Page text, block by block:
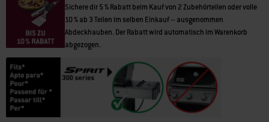
Sichere dir 5 % Rabatt beim Kauf von 2 Zubehörteilen oder volle
10 % ab 3 Teilen im selben Einkauf – ausgenommen
Abdeckhauben. Der Rabatt wird automatisch im Warenkorb
abgezogen.